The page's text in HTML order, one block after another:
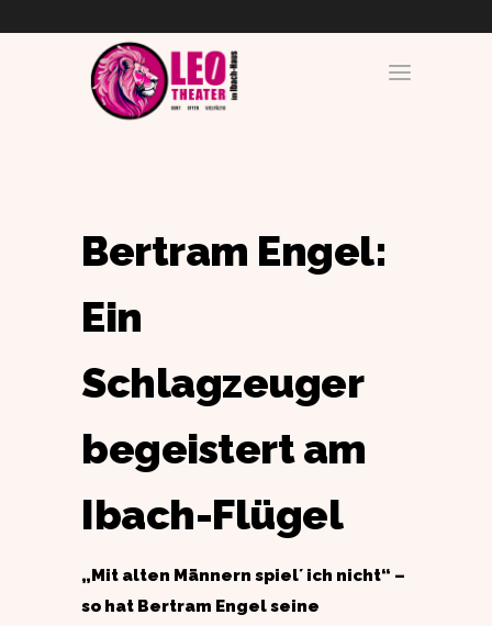
Bertram Engel:
Ein
Schlagzeuger
begeistert am
Ibach-Flügel
„Mit alten Männern spiel´ ich nicht“ –
so hat Bertram Engel seine